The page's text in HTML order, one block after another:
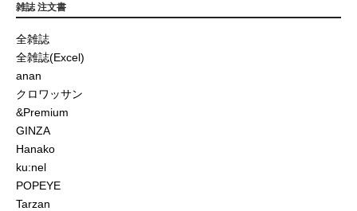
雑誌 注文書
全雑誌
全雑誌(Excel)
anan
クロワッサン
&Premium
GINZA
Hanako
ku:nel
POPEYE
Tarzan